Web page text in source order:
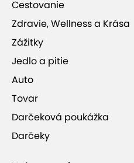
Cestovanie
Zdravie, Wellness a Krása
Zážitky
Jedlo a pitie
Auto
Tovar
Darčeková poukážka
Darčeky